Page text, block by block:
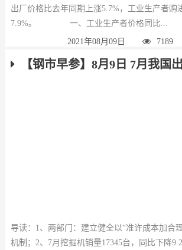
出厂价格比去年同期上涨5.7%，工业生产者购
7.9%。 一、工业生产者价格同比...
2021年08月09日 7189
【钢市早参】8月9日 7月我国出口钢材同比增长35.6%，挖
导读：1、两部门：建立健全以“准许成本加合
机制；2、7月挖掘机销量17345台，同比下降